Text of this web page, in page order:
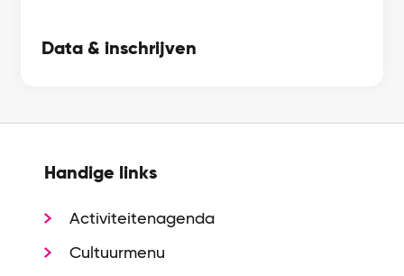
Data & inschrijven
Handige links
Activiteitenagenda
Cultuurmenu